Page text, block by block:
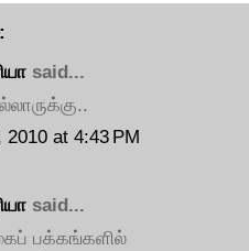
said...
2010 at 4:43 PM
said...
பக்கங்களில்